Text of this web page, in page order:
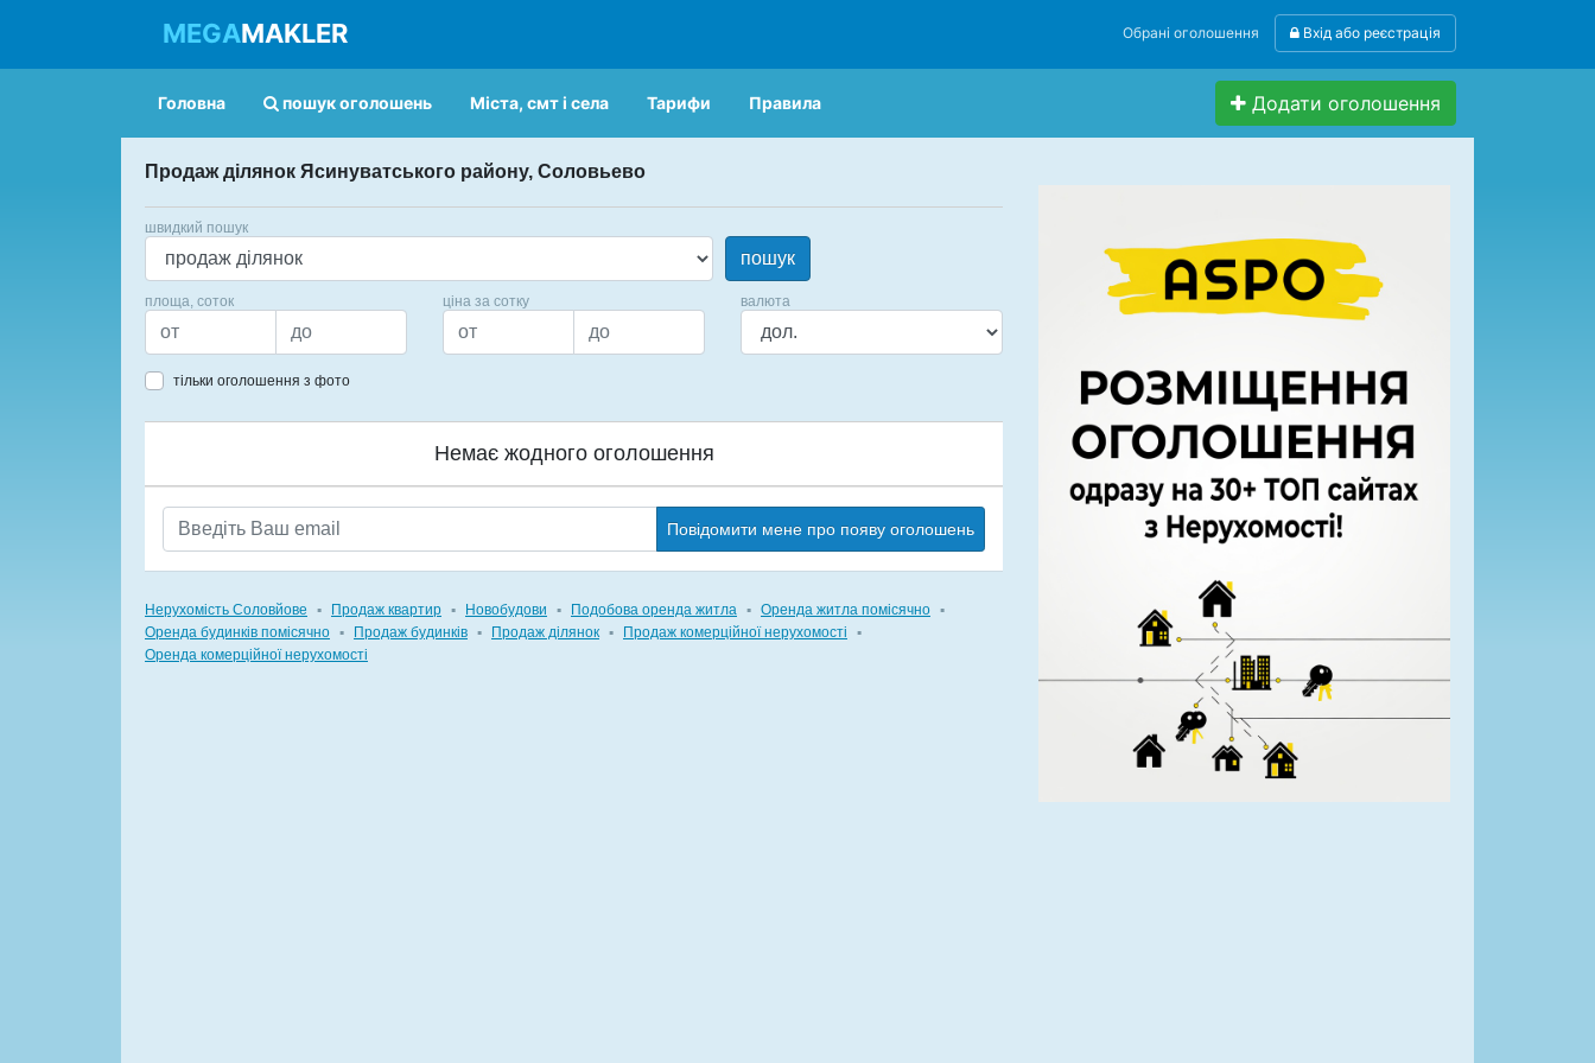
MEGAMAKLER Обрані оголошення Вхід або реєстрація
Головна пошук оголошень Міста, смт і села Тарифи Правила Додати оголошення
Продаж ділянок Ясинуватського району, Соловьево
швидкий пошук
пошук
площа, соток ціна за сотку валюта
тільки оголошення з фото
Немає жодного оголошення
Повідомити мене про появу оголошень
Нерухомість Соловйове ▪ Продаж квартир ▪ Новобудови ▪ Подобова оренда житла ▪ Оренда житла помісячно ▪
Оренда будинків помісячно ▪ Продаж будинків ▪ Продаж ділянок ▪ Продаж комерційної нерухомості
▪
Оренда комерційної нерухомості